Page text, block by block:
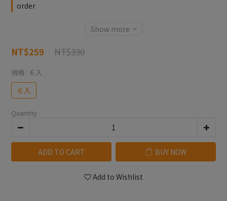
order
Show more
NT$330
NT$259
規格 : ６入
６入
Quantity
ADD TO CART BUY NOW
Add to Wishlist